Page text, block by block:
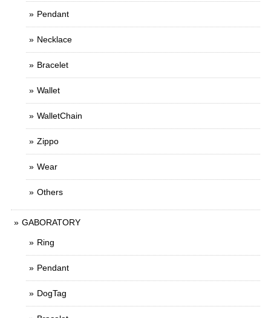
Pendant
Necklace
Bracelet
Wallet
WalletChain
Zippo
Wear
Others
GABORATORY
Ring
Pendant
DogTag